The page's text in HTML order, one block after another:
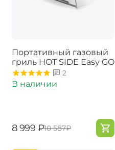
Портативный газовый
гриль ​HOT SIDE Easy GO
2
В наличии
‍8 999‍ ₽‍10 587‍₽